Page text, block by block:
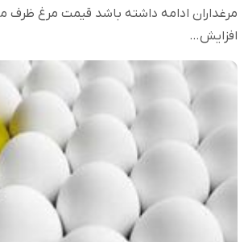
مرغداران ادامه داشته باشد قیمت مرغ ظرف
افزایش…